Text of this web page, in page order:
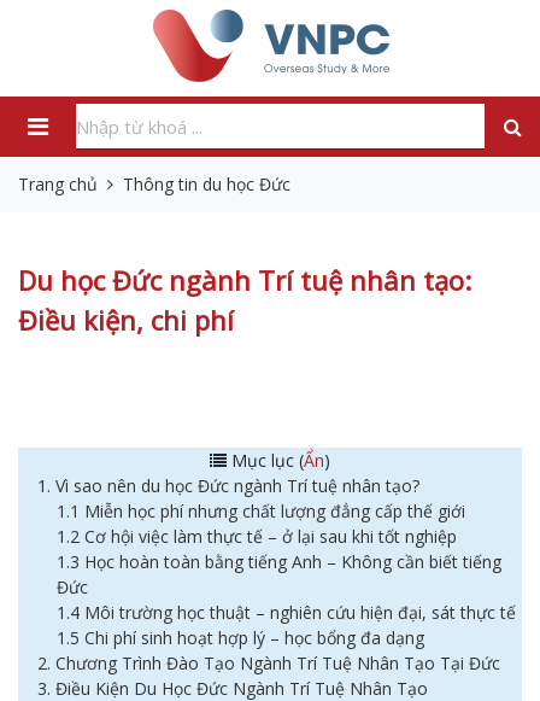
Trang chủ Thông tin du học Đức
Du học Đức ngành Trí tuệ nhân tạo:
Điều kiện, chi phí
Mục lục (Ẩn)
1. Vì sao nên du học Đức ngành Trí tuệ nhân tạo?
1.1 Miễn học phí nhưng chất lượng đẳng cấp thế giới
1.2 Cơ hội việc làm thực tế – ở lại sau khi tốt nghiệp
1.3 Học hoàn toàn bằng tiếng Anh – Không cần biết tiếng
Đức
1.4 Môi trường học thuật – nghiên cứu hiện đại, sát thực tế
1.5 Chi phí sinh hoạt hợp lý – học bổng đa dạng
2. Chương Trình Đào Tạo Ngành Trí Tuệ Nhân Tạo Tại Đức
3. Điều Kiện Du Học Đức Ngành Trí Tuệ Nhân Tạo